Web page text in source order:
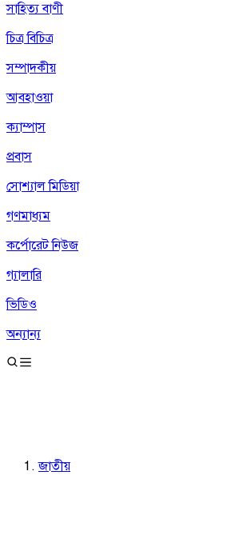
সাহিত্য বাণী
চিত্র বিচিত্র
সম্পাদকীয়
আবহাওয়া
ক্যাম্পাস
প্রবাস
সোশ্যাল মিডিয়া
গণমাধ্যম
কর্পোরেট নিউজ
গ্যালারি
ভিডিও
অন্যান্য
জাতীয়